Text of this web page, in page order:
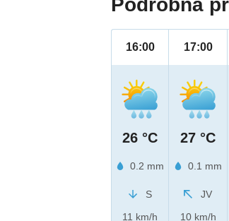
Podrobná
16:00
26 °C
0.2 mm
S
11 km/h
17:00
27 °C
0.1 mm
JV
10 km/h